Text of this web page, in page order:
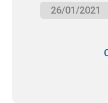
26/01/2021